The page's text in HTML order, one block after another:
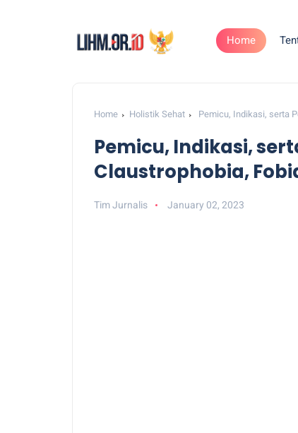
Home
Home Holistik Sehat Pemicu, Indikasi, serta
Pemicu, Indikasi,
Claustrophobia,
Tim Jurnalis January 02, 2023